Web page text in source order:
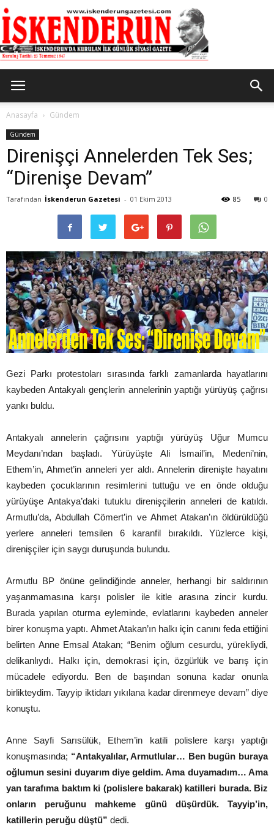
Gazetesi
Anasayfa Gündem
Gündem
Direnişçi Annelerden Tek Ses;
“Direnişe Devam”
Tarafından İskenderun Gazetesi - 01 Ekim 2013 0
85
Gezi Parkı protestoları sırasında farklı zamanlarda hayatlarını
kaybeden Antakyalı gençlerin annelerinin yaptığı yürüyüş çağrısı
yankı buldu.
Antakyalı annelerin çağrısını yaptığı yürüyüş Uğur Mumcu
Meydanı’ndan başladı. Yürüyüşte Ali İsmail’in, Medeni’nin,
Ethem’in, Ahmet’in anneleri yer aldı. Annelerin direnişte hayatını
kaybeden çocuklarının resimlerini tuttuğu ve en önde olduğu
yürüyüşe Antakya’daki tutuklu direnişçilerin anneleri de katıldı.
Armutlu’da, Abdullah Cömert’in ve Ahmet Atakan’ın öldürüldüğü
yerlere anneleri temsilen 6 karanfil bırakıldı. Yüzlerce kişi,
direnişçiler için saygı duruşunda bulundu.
Armutlu BP önüne gelindiğinde anneler, herhangi bir saldırının
yaşanmamasına karşı polisler ile kitle arasına zincir kurdu.
Burada yapılan oturma eyleminde, evlatlarını kaybeden anneler
birer konuşma yaptı. Ahmet Atakan’ın halkı için canını feda ettiğini
belirten Anne Emsal Atakan; “Benim oğlum cesurdu, yürekliydi,
delikanlıydı. Halkı için, demokrasi için, özgürlük ve barış için
mücadele ediyordu. Ben de başından sonuna kadar onunla
birlikteydim. Tayyip iktidarı yıkılana kadar direnmeye devam” diye
konuştu.
Anne Sayfi Sarısülük, Ethem’in katili polislere karşı yaptığı
konuşmasında; “Antakyalılar, Armutlular… Ben bugün buraya
oğlumun sesini duyarım diye geldim. Ama duyamadım… Ama
yan tarafıma baktım ki (polislere bakarak) katilleri burada. Biz
onların peruğunu mahkeme günü düşürdük. Tayyip’in,
katillerin peruğu düştü” dedi.